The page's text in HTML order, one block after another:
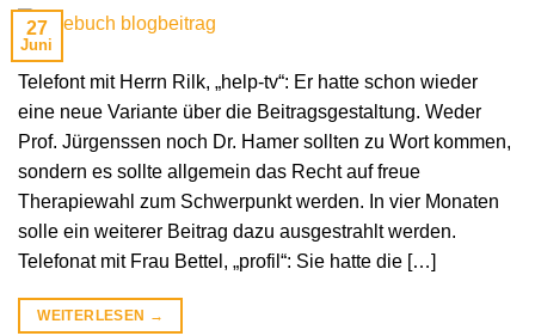
27
Juni
Telefont mit Herrn Rilk, „help-tv“: Er hatte schon wieder
eine neue Variante über die Beitragsgestaltung. Weder
Prof. Jürgenssen noch Dr. Hamer sollten zu Wort kommen,
sondern es sollte allgemein das Recht auf freue
Therapiewahl zum Schwerpunkt werden. In vier Monaten
solle ein weiterer Beitrag dazu ausgestrahlt werden.
Telefonat mit Frau Bettel, „profil“: Sie hatte die […]
WEITERLESEN →